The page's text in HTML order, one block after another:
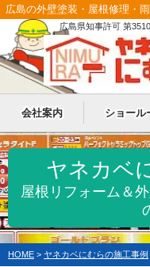
広島の外壁塗装・屋根修理・
広島県知事許可 第
会社案内 ショール
ヤネカベ
屋根リフォーム＆
HOME > ヤネカベにむらの施工事例